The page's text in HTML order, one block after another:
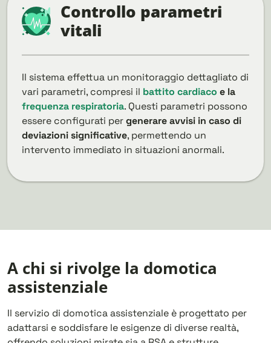
Controllo parametri
vitali
Il sistema effettua un monitoraggio dettagliato di
vari parametri, compresi il battito cardiaco e la
frequenza respiratoria. Questi parametri possono
essere configurati pergenerare avvisi in caso di
deviazioni significative, permettendo un
intervento immediato in situazioni anormali.
A chi si rivolge la domotica
assistenziale
Il servizio di domotica assistenziale è progettato per
adattarsi e soddisfare le esigenze di diverse realtà,